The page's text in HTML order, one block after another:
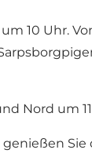
10 Uhr.
Nord um
Sie